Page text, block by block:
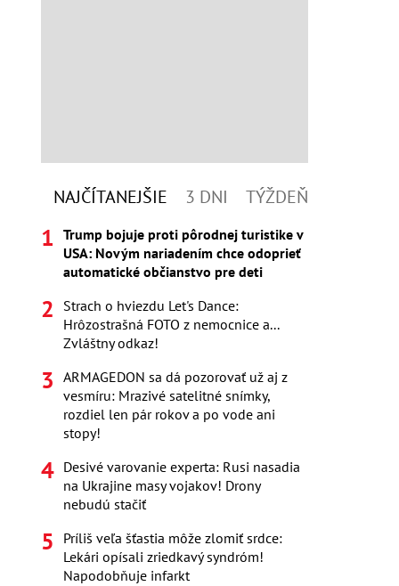
NAJČÍTANEJŠIE 3 DNI TÝŽDEŇ
Trump bojuje proti pôrodnej turistike v
USA: Novým nariadením chce odoprieť
automatické občianstvo pre deti
Strach o hviezdu Let's Dance:
Hrôzostrašná FOTO z nemocnice a...
Zvláštny odkaz!
ARMAGEDON sa dá pozorovať už aj z
vesmíru: Mrazivé satelitné snímky,
rozdiel len pár rokov a po vode ani
stopy!
Desivé varovanie experta: Rusi nasadia
na Ukrajine masy vojakov! Drony
nebudú stačiť
Príliš veľa šťastia môže zlomiť srdce:
Lekári opísali zriedkavý syndróm!
Napodobňuje infarkt